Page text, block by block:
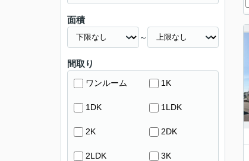
面積
～
間取り
ワンルーム 1K
1DK 1LDK
2K 2DK
2LDK 3K